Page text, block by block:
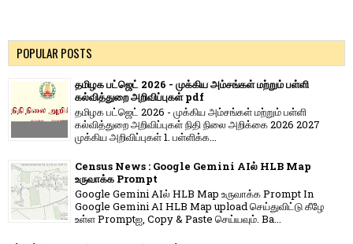
POPULAR POSTS
தமிழக பட்ஜெட் 2026 - முக்கிய அம்சங்கள் மற்றும் பள்ளி
கல்வித்துறை அறிவிப்புகள் pdf
தமிழக பட்ஜெட் 2026 - முக்கிய அம்சங்கள் மற்றும் பள்ளி
கல்வித்துறை அறிவிப்புகள் நிதி நிலை அறிக்கை 2026 2027
முக்கிய அறிவிப்புகள் 1. பள்ளிக்க...
Census News : Google Gemini AIல் HLB Map
உருவாக்க Prompt
Google Gemini AIல் HLB Map உருவாக்க Prompt In
Google Gemini AI HLB Map upload செய்துவிட்டு கீழே
உள்ள Promptஐ, Copy & Paste செய்யவும். Ba...